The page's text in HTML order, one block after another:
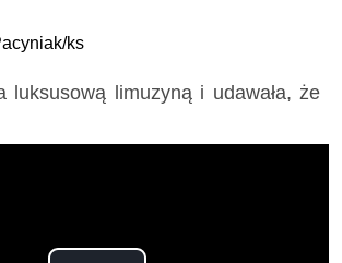
ks
luksusową limuzyną i udawała, że